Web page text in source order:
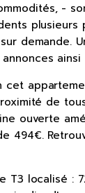
-
de
ouverte
494€.
localisé :